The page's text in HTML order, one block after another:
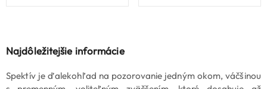
Najdôležitejšie informácie
Spektív je ďalekohľad na pozorovanie jedným okom, váčšinou